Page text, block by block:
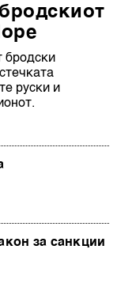
бродски
руски и
за санкции